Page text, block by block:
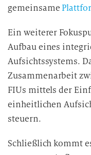
gemeinsame
Ein weiterer
Aufbau eines
Aufsichtssystems.
Zusammenarbeit
FIUs mittels der
einheitlichen
steuern.
Schließlich kommt